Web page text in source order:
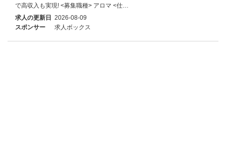
で高収入も実現! <募集職種> アロマ <仕…
求人の更新日 2026-08-09
スポンサー
求人ボックス